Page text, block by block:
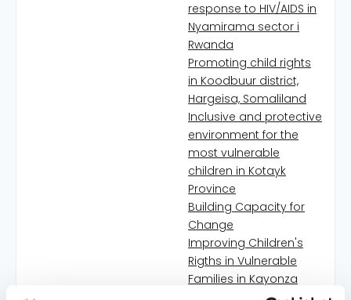
response to HIV/AIDS in
Nyamirama sector i
Rwanda
Promoting child rights
in Koodbuur district,
Hargeisa, Somaliland
Inclusive and protective
environment for the
most vulnerable
children in Kotayk
Province
Building Capacity for
Change
Improving Children's
Rigths in Vulnerable
Families in Kayonza
District, Rwanda